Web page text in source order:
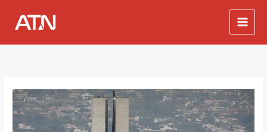
conteúdo